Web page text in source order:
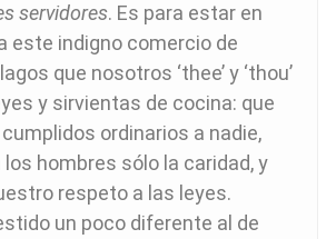
servidores. Es para estar en
este indigno comercio de
que nosotros ‘thee’ y ‘thou’
y sirvientas de cocina: que
ordinarios a nadie,
hombres sólo la caridad, y
respeto a las leyes.
un poco diferente al de